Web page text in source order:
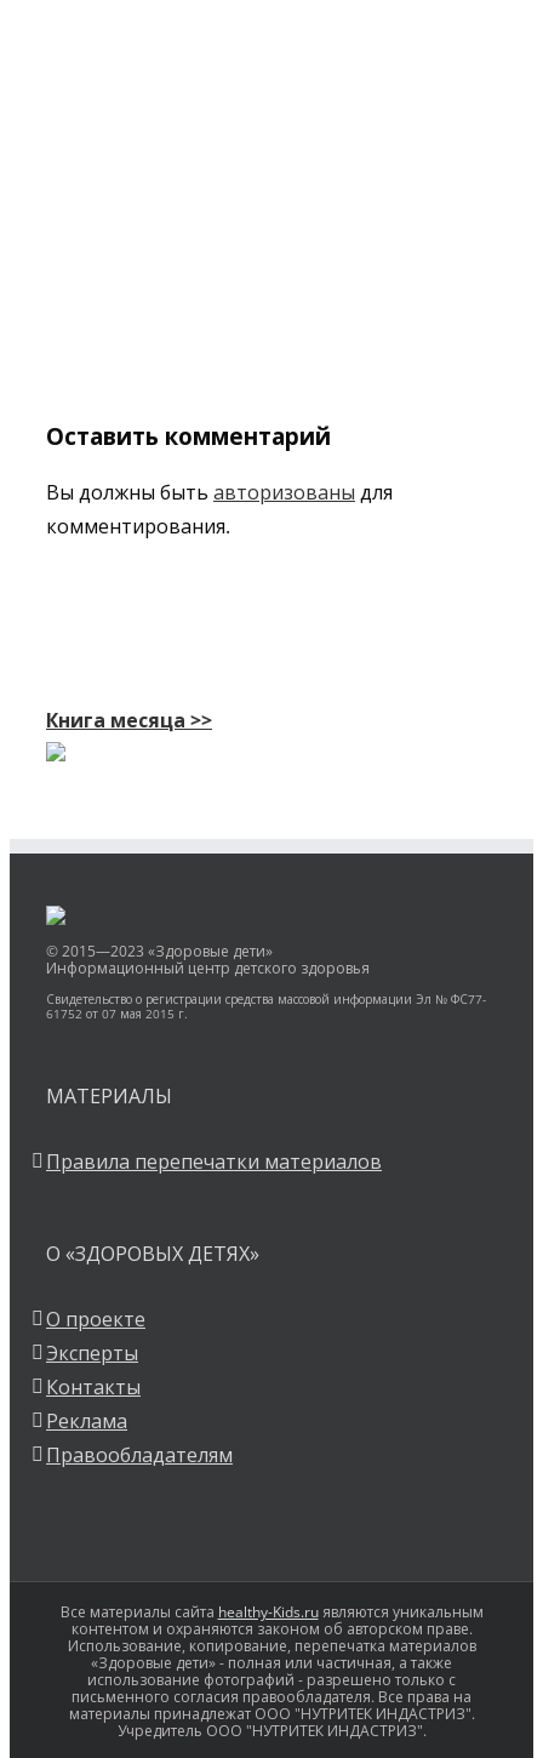
Оставить комментарий
Вы должны быть авторизованы для
комментирования.
Книга месяца >>
© 2015—2023 «Здоровые дети»
Информационный центр детского здоровья
Свидетельство о регистрации средства массовой информации Эл № ФС77-
61752 от 07 мая 2015 г.
МАТЕРИАЛЫ
Правила перепечатки материалов
О «ЗДОРОВЫХ ДЕТЯХ»
О проекте
Эксперты
Контакты
Реклама
Правообладателям
Все материалы сайта healthy-Kids.ruявляются уникальным
контентом и охраняются законом об авторском праве.
Использование, копирование, перепечатка материалов
«Здоровые дети» - полная или частичная, а также
использование фотографий - разрешено только с
письменного согласия правообладателя. Все права на
материалы принадлежат ООО "НУТРИТЕК ИНДАСТРИЗ".
Учредитель ООО "НУТРИТЕК ИНДАСТРИЗ".